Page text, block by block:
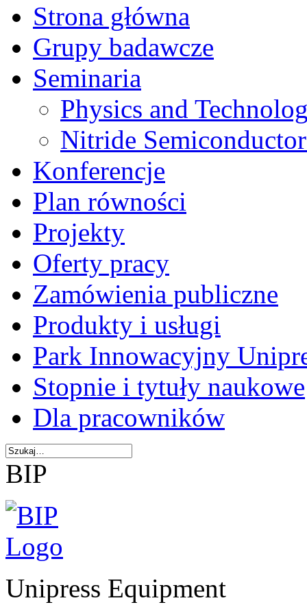
Strona główna
Grupy badawcze
Seminaria
Physics and
Nitride
Konferencje
Plan równości
Projekty
Oferty pracy
Zamówienia publiczne
Produkty i usługi
Park Innowacyjny
Stopnie i tytuły naukowe
Dla pracowników
BIP
Unipress Equipment